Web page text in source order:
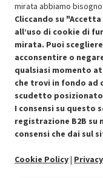
Condizioni generali
Cookie Policy
Preferenze cookie
mirata abbiamo
Cliccando su
all’uso di cookie di
mirata. Puoi
acconsentire o
qualsiasi momento
che trovi in fondo ad
scudetto
I consensi su questo
registrazione B2B
consensi che dai sul
Cookie Policy|